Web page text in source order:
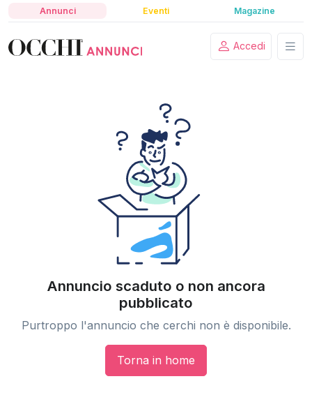
Annunci Eventi Magazine
Accedi
Annuncio scaduto o non ancora
pubblicato
Purtroppo l'annuncio che cerchi non è disponibile.
Torna in home